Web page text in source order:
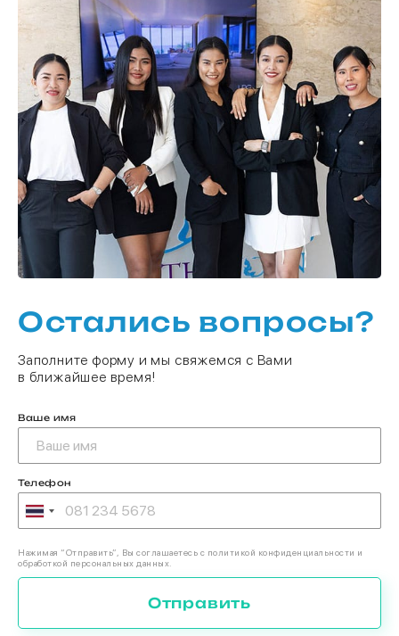
Остались вопросы?
Заполните форму и мы свяжемся с Вами
в ближайшее время!
Ваше имя
Телефон
Нажимая “Отправить”, Вы соглашаетесь с политикой конфиденциальности и
обработкой персональных данных.
Отправить